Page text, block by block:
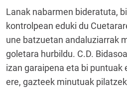
Lanak nabarmen bideratuta,
kontrolpean eduki du
une batzuetan andaluziarrak
goletara hurbildu. C.D.
izan garaipena eta bi puntuak
ere, gazteek minutuak